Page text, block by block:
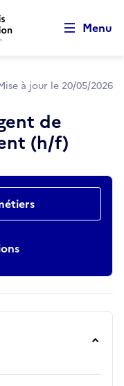
principal
Menu
à jour le 20/05/2026
de
(h/f)